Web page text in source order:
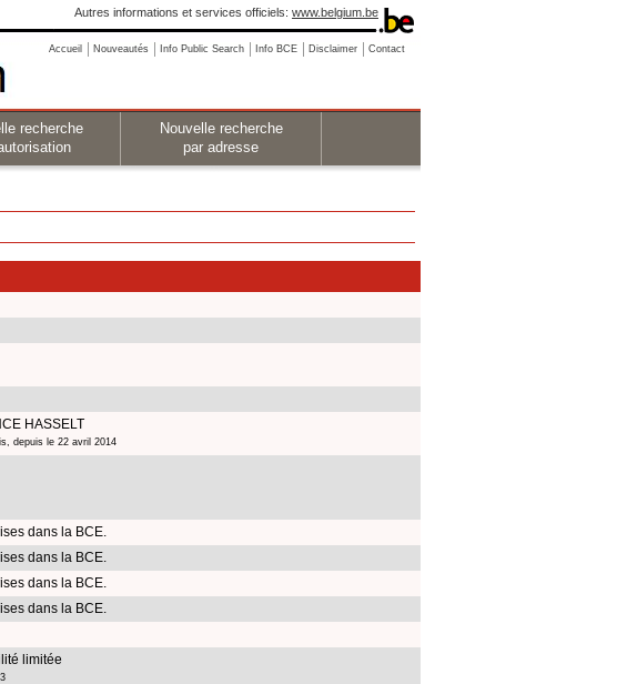
Autres informations et services officiels: www.belgium.be
Accueil Nouveautés Info Public Search Info BCE Disclaimer Contact
recherche
Nouvelle recherche
par adresse
HASSELT
depuis le 22 avril 2014
dans la BCE.
dans la BCE.
dans la BCE.
dans la BCE.
limitée